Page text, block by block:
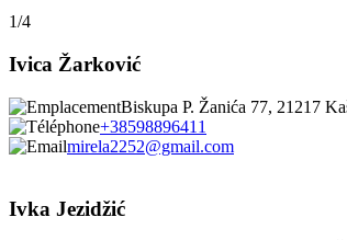
1/4
Ivica Žarković
Biskupa P. Žanića 77, 21217
+38598896411
mirela2252@gmail.com
Ivka Jezidžić